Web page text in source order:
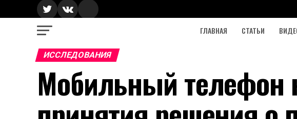
ГЛАВНАЯ СТАТЬИ
ИССЛЕДОВАНИЯ
Мобильный телефон